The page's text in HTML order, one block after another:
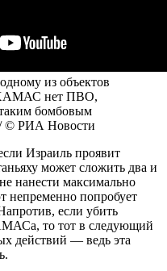
из объектов
нет ПВО,
бомбовым
/ © РИА Новости
Израиль проявит
может сложить два и
нанести максимально
попробует
если убить
то тот в следующий
действий — ведь эта